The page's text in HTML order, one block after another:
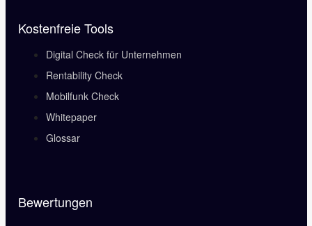
Kostenfreie Tools
Digital Check für Unternehmen
Rentability Check
Mobilfunk Check
Whitepaper
Glossar
Bewertungen